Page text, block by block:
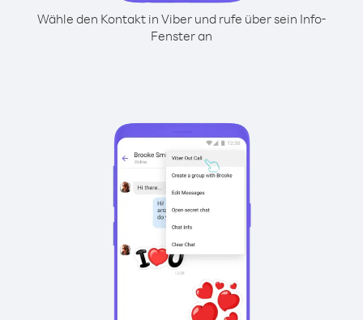
Wähle den Kontakt in Viber und rufe über sein Info-
Fenster an